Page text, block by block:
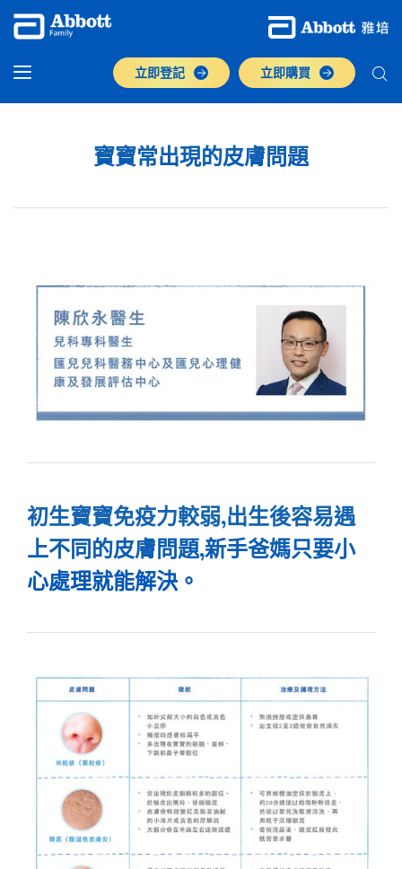
立即登記 立即購買
寶寶常出現的皮膚問題
初生寶寶免疫力較弱,出生後容易遇
上不同的皮膚問題,新手爸媽只要小
心處理就能解決。